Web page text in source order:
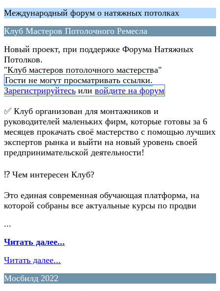
Международный форум о натяжных потолках
Клуб Мастеров Потолочного Ремесла
Новый проект, при поддержке Форума Натяжных
Потолков.
"Клуб мастеров потолочного мастерства"
Гости не могут просматривать ссылки.
Зарегистрируйтесь или войдите на форум
✅ Клуб организован для монтажников и
руководителей маленьких фирм, которые готовы за 6
месяцев прокачать своё мастерство с помощью лучших
экспертов рынка и выйти на новый уровень своей
предпринимательской деятельности!
⁉ Чем интересен Клуб?
Это единая современная обучающая платформа, на
которой собраны все актуальные курсы по продви
...
Читать далее...
Читать далее...
Мосбилд 2022